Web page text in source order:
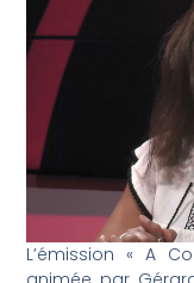
L’émission « A